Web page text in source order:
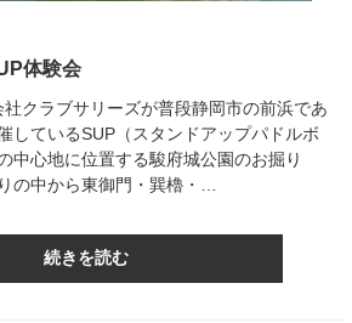
体験会
クラブサリーズが普段静岡市の前浜であ
しているSUP（スタンドアップパドルボ
中心地に位置する駿府城公園のお掘り
の中から東御門・巽櫓・…
続きを読む